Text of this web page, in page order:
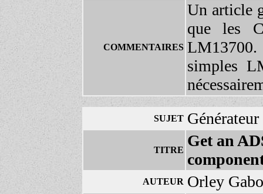
COMMENTAIRES
Un article
que les
simples
SUJET
TITRE
Get an
AUTEUR Orley